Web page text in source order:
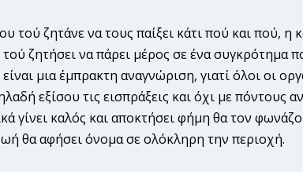
τού ζητάνε να τους παίξει κάτι πού και πού,
ζητήσει να πάρει μέρος σε ένα συγκρότημα
μια έμπρακτη αναγνώριση, γιατί όλοι οι
εξίσου τις εισπράξεις και όχι με
γίνει καλός και αποκτήσει φήμη θα τον
θα αφήσει όνομα σε ολόκληρη την περιοχή.